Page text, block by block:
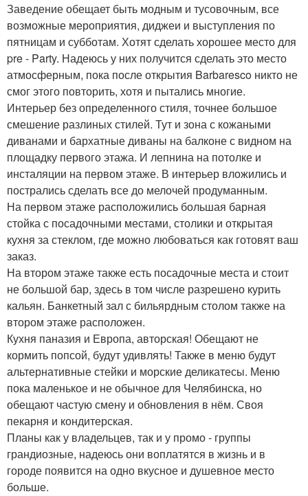
Заведение обещает быть модным и тусовочным, все
возможные мероприятия, диджеи и выступления по
пятницам и субботам. Хотят сделать хорошее место для
pre - Party. Надеюсь у них получится сделать это место
атмосферным, пока после открытия Barbaresco никто не
смог этого повторить, хотя и пытались многие.
Интерьер без определенного стиля, точнее большое
смешение разлиных стилей. Тут и зона с кожаными
диванами и бархатные диваны на балконе с видном на
площадку первого этажа. И лепнина на потолке и
инсталяции на первом этаже. В интерьер вложились и
пострались сделать все до мелочей продуманным.
На первом этаже расположились большая барная
стойка с посадочными местами, столики и открытая
кухня за стеклом, где можно любоваться как готовят ваш
заказ.
На втором этаже также есть посадочные места и стоит
не большой бар, здесь в том числе разрешено курить
кальян. Банкетный зал с бильярдным столом также на
втором этаже расположен.
Кухня паназия и Европа, авторская! Обещают не
кормить попсой, будут удивлять! Также в меню будут
альтернативные стейки и морские деликатесы. Меню
пока маленькое и не обычное для Челябинска, но
обещают частую смену и обновления в нём. Своя
пекарня и кондитерская.
Планы как у владельцев, так и у промо - группы
грандиозные, надеюсь они воплатятся в жизнь и в
городе появится на одно вкусное и душевное место
больше.